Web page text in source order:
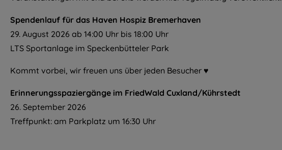
Spendenlauf für das Haven Hospiz Bremerhaven
29. August 2026 ab 14:00 Uhr bis 18:00 Uhr
LTS Sportanlage im Speckenbütteler Park
Kommt vorbei, wir freuen uns über jeden Besucher ♥
Erinnerungsspaziergänge im FriedWald Cuxland/Kührstedt
26. September 2026
Treffpunkt: am Parkplatz um 16:30 Uhr